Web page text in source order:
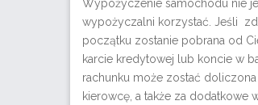
Wypożyczenie samochodu nie
wypożyczalni korzystać. Jeśli
początku zostanie pobrana od
karcie kredytowej lub koncie w
rachunku może zostać
kierowcę, a także za dodatkowe